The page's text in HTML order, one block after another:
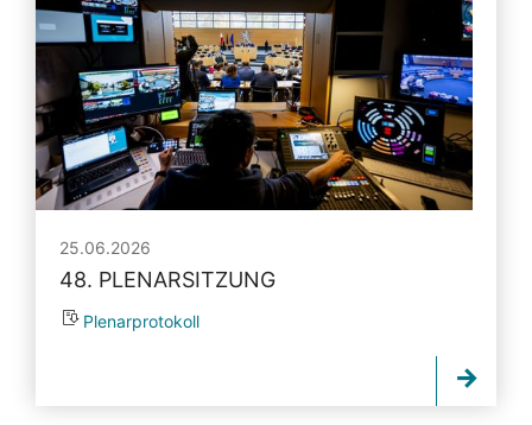
25.06.2026
48. PLENARSITZUNG
Plenarprotokoll